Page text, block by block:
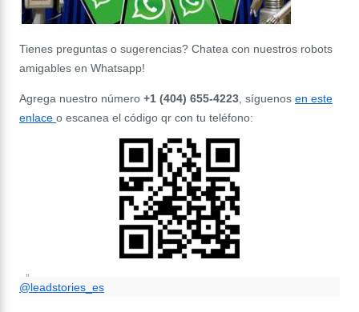
Tienes preguntas o sugerencias? Chatea con nuestros robots
amigables en Whatsapp!
Agrega nuestro número +1 (404) 655-4223 , síguenos en este
enlace o escanea el código qr con tu teléfono:
@leadstories_es